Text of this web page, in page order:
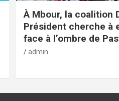
À Mbour, la coalition
Président cherche à
face à l’ombre de
admin